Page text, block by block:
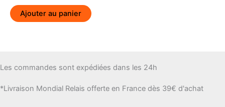
Ajouter au panier
Les commandes sont expédiées dans les 24h
*Livraison Mondial Relais offerte en France dès 39€ d'achat